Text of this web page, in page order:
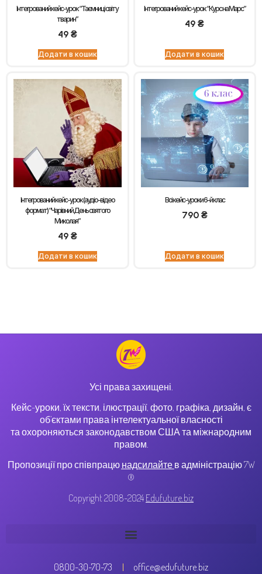
Інтегрований кейс-урок “Таємниці світу
тварин”
49 ₴
Додати в кошик
Інтегрований кейс-урок “Курс на Марс”
49₴
Додати в кошик
Інтегрований кейс-урок (аудіо-відео
формат) “Чарівний День святого
Миколая”
49 ₴
Додати в кошик
Всі кейс-уроки 6-й клас
790 ₴
Додати в кошик
Усі права захищені.
Кейс-уроки, їх тексти, ілюстрації, фото, графіка, дизайн, є
об’єктами права інтелектуальної власності
та охороняються законодавством США та міжнародним
правом.
Пропозиції про співпрацю надсилайте в адміністрацію 7W
®
Copyright 2008-2024 Edufuture.biz
0800-30-70-73 office@edufuture.biz